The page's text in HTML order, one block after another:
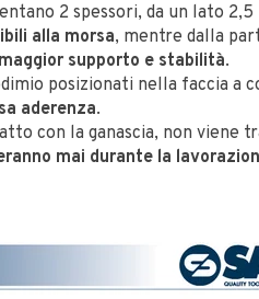
2 spessori, da un lato 2,5
alla morsa, mentre dalla
maggior supporto e stabilità.
posizionati nella faccia a
aderenza.
con la ganascia, non viene
mai durante la